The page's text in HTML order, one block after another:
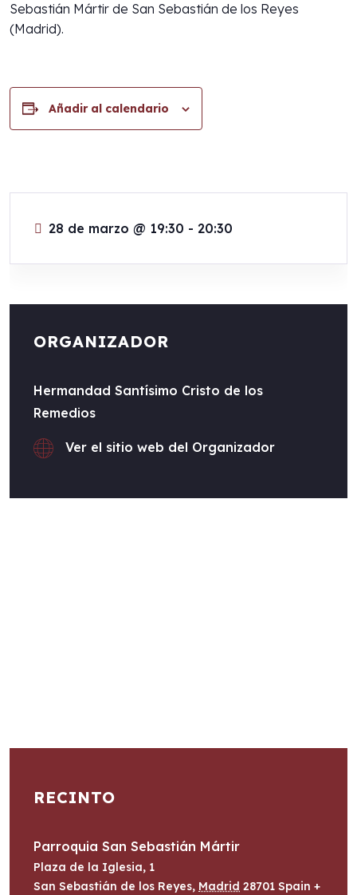
Sebastián Mártir de San Sebastián de los Reyes
(Madrid).
Añadir al calendario
28 de marzo @ 19:30 - 20:30
ORGANIZADOR
Hermandad Santísimo Cristo de los
Remedios
Ver el sitio web del Organizador
RECINTO
Parroquia San Sebastián Mártir
Plaza de la Iglesia, 1
San Sebastián de los Reyes, Madrid 28701 Spain +